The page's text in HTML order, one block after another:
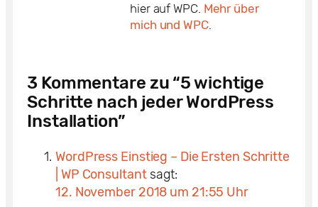
hier auf WPC. Mehr über
mich und WPC.
3 Kommentare zu “5 wichtige
Schritte nach jeder WordPress
Installation”
WordPress Einstieg – Die Ersten Schritte
| WP Consultant sagt:
12. November 2018 um 21:55 Uhr